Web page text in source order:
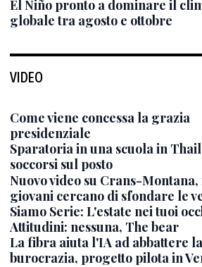
El Niño pronto a dominare il
globale tra agosto e ottobre
VIDEO
Come viene concessa la grazia
presidenziale
Sparatoria in una scuola in
soccorsi sul posto
Nuovo video su Crans-Montana,
giovani cercano di sfondare le
Siamo Serie: L'estate nei tuoi
Attitudini: nessuna, The bear
La fibra aiuta l'IA ad abbattere la
burocrazia, progetto pilota in